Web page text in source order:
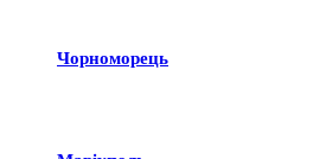
Чорноморець